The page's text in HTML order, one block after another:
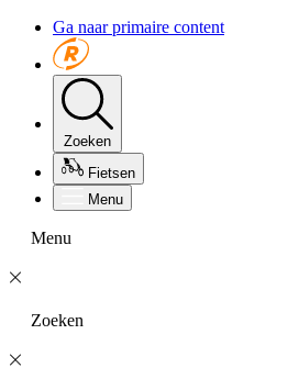
Ga naar primaire content
Zoeken
Fietsen
Menu
Menu
Zoeken